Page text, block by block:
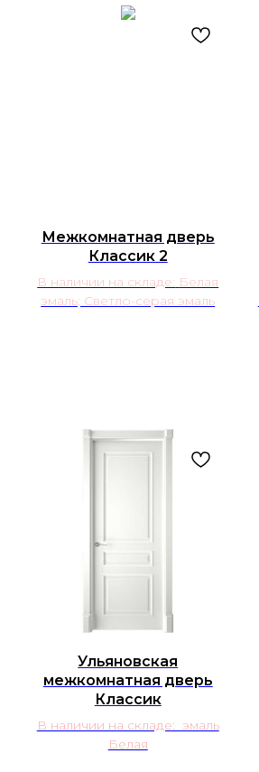
Межкомнатная дверь
Классик 2
В наличии на складе: Белая
эмаль; Светло-серая эмаль
Ульяновская
межкомнатная дверь
Классик
В наличии на складе: эмаль
Белая